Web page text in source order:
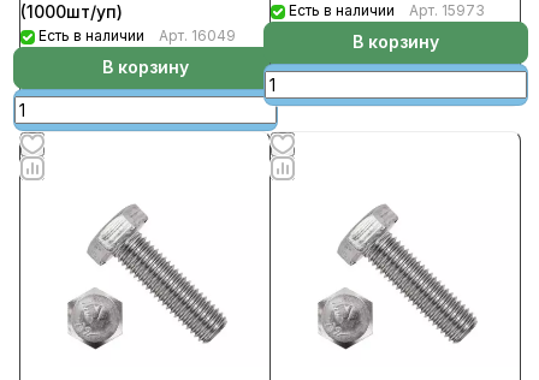
(1000шт/уп)
Есть в наличии Арт. 16049
В корзину
Есть в наличии Арт. 15973
В корзину